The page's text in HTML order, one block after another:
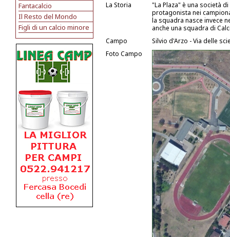
Fantacalcio
Il Resto del Mondo
Figli di un calcio minore
La Storia
"La Plaza" è una società
protagonista nei
la squadra nasce invece
anche una squadra di
Campo
Silvio d'Arzo - Via delle
Foto Campo